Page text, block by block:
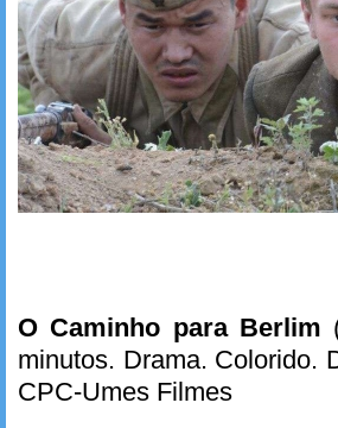
O Caminho para Berlim
minutos. Drama. Colorido.
CPC-Umes Filmes